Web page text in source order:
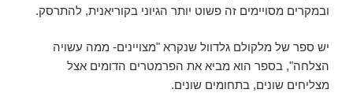
ובמקרים מסויימים זה פשוט יותר הגיוני בקוריאנית, להתרסק.
יש ספר של מלקולם גלדוול שנקרא "מצויינים- ממה עשויה
הצלחה", בספר הוא מביא את הפרמטרים הדומים אצל
מצליחים שונים, בתחומים שונים.